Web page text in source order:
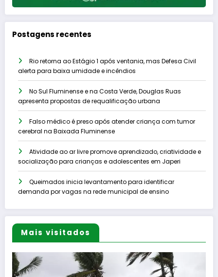
Postagens recentes
Rio retorna ao Estágio 1 após ventania, mas Defesa Civil
alerta para baixa umidade e incêndios
No Sul Fluminense e na Costa Verde, Douglas Ruas
apresenta propostas de requalificação urbana
Falso médico é preso após atender criança com tumor
cerebral na Baixada Fluminense
Atividade ao ar livre promove aprendizado, criatividade e
socialização para crianças e adolescentes em Japeri
Queimados inicia levantamento para identificar
demanda por vagas na rede municipal de ensino
Mais visitados